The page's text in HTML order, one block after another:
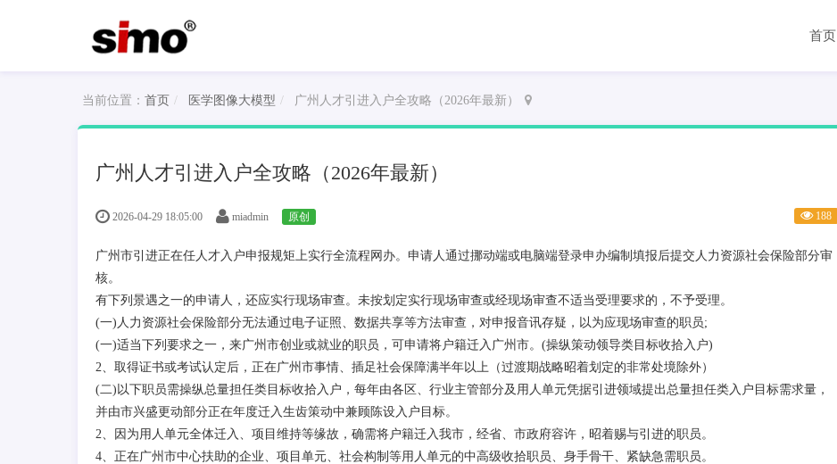
首页
当前位置： 首页 医学图像大模型 广州人才引进入户全攻略（2026年最新）
广州人才引进入户全攻略（2026年最新）
2026-04-29 18:05:00 miadmin 原创 188
广州市引进正在任人才入户申报规矩上实行全流程网办。申请人通过挪动端或电脑端登录申办编制填报后提交人力资源社会保险部分审
核。
有下列景遇之一的申请人，还应实行现场审查。未按划定实行现场审查或经现场审查不适当受理要求的，不予受理。
(一)人力资源社会保险部分无法通过电子证照、数据共享等方法审查，对申报音讯存疑，以为应现场审查的职员;
(一)适当下列要求之一，来广州市创业或就业的职员，可申请将户籍迁入广州市。(操纵策动领导类目标收拾入户)
2、取得证书或考试认定后，正在广州市事情、插足社会保障满半年以上（过渡期战略昭着划定的非常处境除外）
(二)以下职员需操纵总量担任类目标收拾入户，每年由各区、行业主管部分及用人单元凭据引进领域提出总量担任类入户目标需求量，
并由市兴盛更动部分正在年度迁入生齿策动中兼顾陈设入户目标。
2、因为用人单元全体迁入、项目维持等缘故，确需将户籍迁入我市，经省、市政府容许，昭着赐与引进的职员。
4、正在广州市中心扶助的企业、项目单元、社会构制等用人单元的中高级收拾职员、身手骨干、紧缺急需职员。